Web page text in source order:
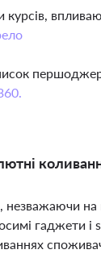
на
гаджети і